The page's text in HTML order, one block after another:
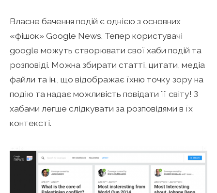
Власне бачення подій є однією з основних
«фішок» Google News. Тепер користувачі
google можуть створювати свої хаби подій та
розповіді. Можна збирати статті, цитати, медіа
файли та ін., що відображає їхню точку зору на
подію та надає можливість повідати її світу! З
хабами легше слідкувати за розповідями в їх
контексті.